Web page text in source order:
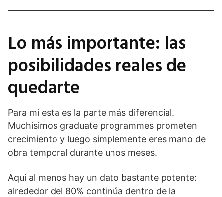
Lo más importante: las
posibilidades reales de
quedarte
Para mí esta es la parte más diferencial.
Muchísimos graduate programmes prometen
crecimiento y luego simplemente eres mano de
obra temporal durante unos meses.
Aquí al menos hay un dato bastante potente:
alrededor del 80% continúa dentro de la